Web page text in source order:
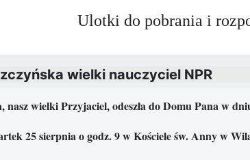
Ulotki do pobrania i
wielki nauczyciel NPR
wielki Przyjaciel, odeszła do Domu Pana w
25 sierpnia o godz. 9 w Kościele św. Anny w